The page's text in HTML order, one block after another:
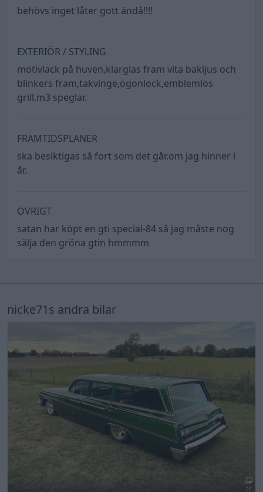
behövs inget låter gott ändå!!!!
EXTERIÖR / STYLING
motivlack på huven,klarglas fram vita bakljus och
blinkers fram,takvinge,ögonlock,emblemlös
grill.m3 speglar.
FRAMTIDSPLANER
ska besiktigas så fort som det går.om jag hinner i
år.
ÖVRIGT
satan har köpt en gti special-84 så jag måste nog
sälja den gröna gtin hmmmm
nicke71s andra bilar
20